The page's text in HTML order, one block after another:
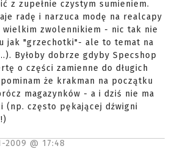
z zupełnie czystym sumieniem.
radę i narzuca modę na realcapy
wielkim zwolennikiem - nic tak nie
jak "grzechotki"- ale to temat na
Byłoby dobrze gdyby Specshop
o części zamienne do długich
że krakman na początku
magazynków - a i dziś nie ma
(np. często pękającej dźwigni
2009 @ 17:48